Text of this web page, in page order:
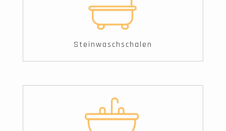
Steinwaschschalen